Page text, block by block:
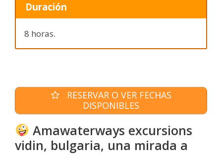
Duración
8 horas.
RESERVAR O VER FECHAS
DISPONIBLES
Amawaterways excursions
vidin, bulgaria, una mirada a